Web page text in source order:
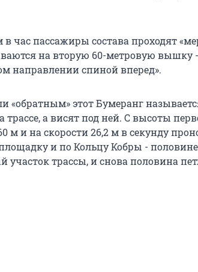
в час пассажиры состава проходят
на вторую 60-метровую вышку
направлении спиной вперед».
«обратным» этот Бумеранг
трассе, а висят под ней. С высоты
м и на скорости 26,2 м в секунду
и по Кольцу Кобры - половине
участок трассы, и снова половина